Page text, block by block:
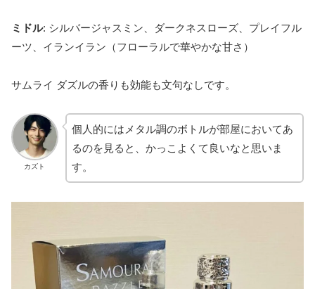
ミドル: シルバージャスミン、ダークネスローズ、プレイフル
ーツ、イランイラン（フローラルで華やかな甘さ）
サムライ ダズルの香りも効能も文句なしです。
カズト
個人的にはメタル調のボトルが部屋においてあ
るのを見ると、かっこよくて良いなと思いま
す。